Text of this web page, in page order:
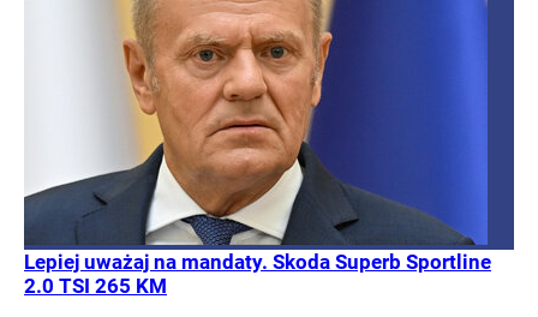
Lepiej uważaj na mandaty. Skoda Superb Sportline
2.0 TSI 265 KM